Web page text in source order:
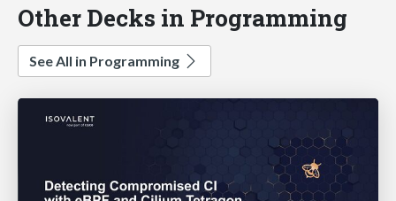
Other Decks in Programming
See All in Programming